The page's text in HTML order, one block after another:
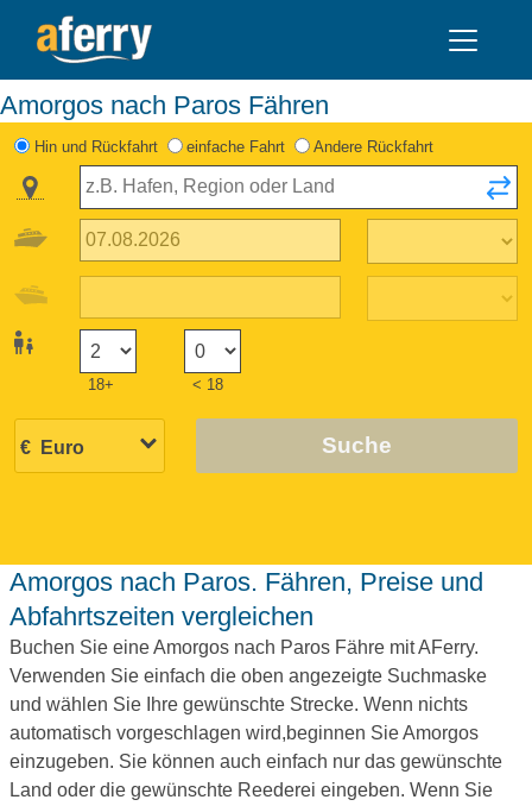
Amorgos nach Paros Fähren
Hin und Rückfahrt einfache Fahrt Andere Rückfahrt
18+ < 18
Suche
Amorgos nach Paros. Fähren, Preise und
Abfahrtszeiten vergleichen
Buchen Sie eine Amorgos nach Paros Fähre mit AFerry.
Verwenden Sie einfach die oben angezeigte Suchmaske
und wählen Sie Ihre gewünschte Strecke. Wenn nichts
automatisch vorgeschlagen wird,beginnen Sie Amorgos
einzugeben. Sie können auch einfach nur das gewünschte
Land oder die gewünschte Reederei eingeben. Wenn Sie